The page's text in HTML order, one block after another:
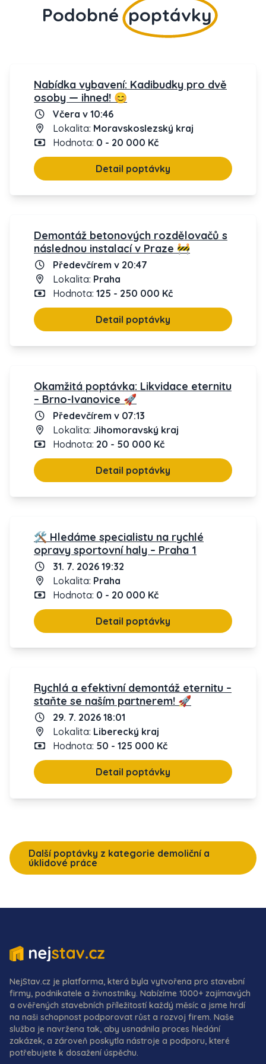
Podobné poptávky
Nabídka vybavení: Kadibudky pro dvě
osoby — ihned! 😊
Včera v 10:46
Lokalita: Moravskoslezský kraj
Hodnota: 0 - 20 000 Kč
Detail poptávky
Demontáž betonových rozdělovačů s
následnou instalací v Praze 🚧
Předevčírem v 20:47
Lokalita: Praha
Hodnota: 125 - 250 000 Kč
Detail poptávky
Okamžitá poptávka: Likvidace eternitu
– Brno-Ivanovice 🚀
Předevčírem v 07:13
Lokalita: Jihomoravský kraj
Hodnota: 20 - 50 000 Kč
Detail poptávky
🛠️ Hledáme specialistu na rychlé
opravy sportovní haly – Praha 1
31. 7. 2026 19:32
Lokalita: Praha
Hodnota: 0 - 20 000 Kč
Detail poptávky
Rychlá a efektivní demontáž eternitu –
staňte se naším partnerem! 🚀
29. 7. 2026 18:01
Lokalita: Liberecký kraj
Hodnota: 50 - 125 000 Kč
Detail poptávky
Další poptávky z kategorie demoliční a
úklidové práce
NejStav.cz je platforma, která byla vytvořena pro stavební
firmy, podnikatele a živnostníky. Nabízíme 1000+ zajímavých
a ověřených stavebních příležitostí každý měsíc a jsme hrdí
na naši schopnost podporovat růst a rozvoj firem. Naše
služba je navržena tak, aby usnadnila proces hledání
zakázek, a zároveň poskytla nástroje a podporu, které
potřebujete k dosažení úspěchu.